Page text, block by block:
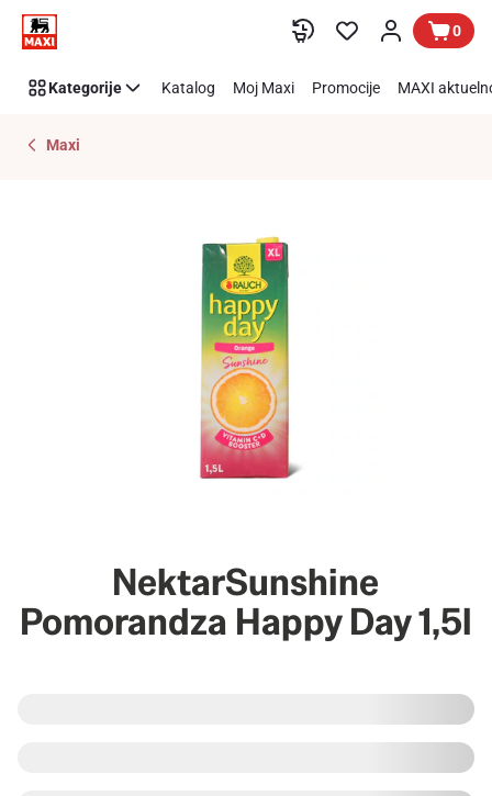
Preskoči link 0
Kategorije Katalog Moj Maxi Promocije MAXI
Maxi
NektarSunshine
Pomorandza Happy Day 1,5l